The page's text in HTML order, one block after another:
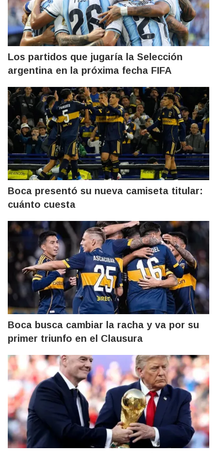
Los partidos que jugaría la Selección
argentina en la próxima fecha FIFA
Boca presentó su nueva camiseta titular:
cuánto cuesta
Boca busca cambiar la racha y va por su
primer triunfo en el Clausura